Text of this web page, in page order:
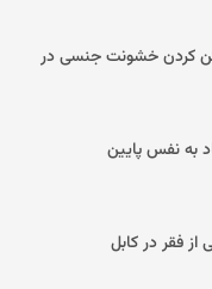
کردن خشونت جنسی در
به نفس پایین
از فقر در کابل